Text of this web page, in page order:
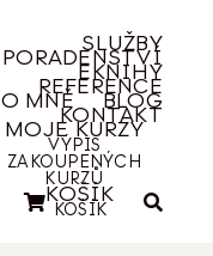
SLUŽBY
PORADENSTVÍ
EKNIHY
REFERENCE
O MNĚ BLOG
KONTAKT
MOJE KURZY
VÝPIS
ZAKOUPENÝCH
KURZŮ
KOŠÍK
KOŠÍK